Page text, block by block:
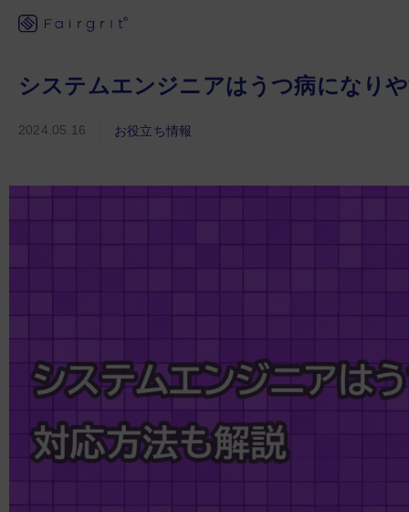
システムエンジニアはうつ病になり
2024.05.16 お役立ち情報